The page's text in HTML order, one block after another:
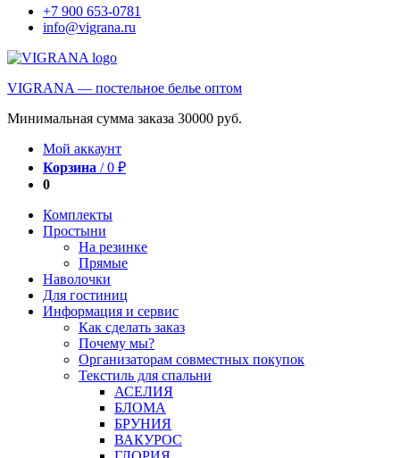
+7 900 653-0781
info@vigrana.ru
VIGRANA — постельное белье оптом
Минимальная сумма заказа 30000 руб.
Мой аккаунт
Корзина /0 ₽
0
Комплекты
Простыни
На резинке
Прямые
Наволочки
Для гостиниц
Информация и сервис
Как сделать заказ
Почему мы?
Организаторам совместных покупок
Текстиль для спальни
АСЕЛИЯ
БЛОМА
БРУНИЯ
ВАКУРОС